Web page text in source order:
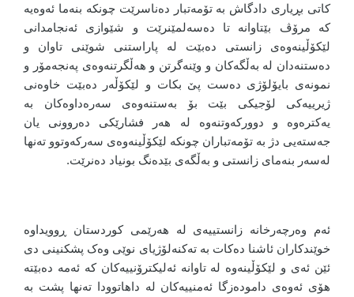
کاتی بڕیاری دادگاش بە تۆمەتبار دەناسرێت چونکە بنەما ئەوەیە
کە مرۆڤ بێتاوانە تا دەسەلمێنرێت و شێوازی ئەنجامدانی
لێکۆڵینەوەی زانستی دەبێت لە پاراستنی شوێنی تاوان و
دەستنەدان لە بەڵگەکان و وێنەگرتن و هەڵگرتنەوەی پەنجەمۆر و
نمونەی بایۆلۆژی دەست پێ بکات و لێکۆڵەر دەبێت خاوەنی
ژیرییەکی لۆجیکی بێت بۆ بەستنەوەی سەرەداوەکان بە
یەکترەوە و دوورکەوتنەوە لە هەر فشارێکی دەروونی یان
جەستەیی دژ بە تۆمەتباران چونکە لێکۆڵینەوەی سەرکەوتوو تەنها
لەسەر بنەمای زانستی و بەڵگەی بێدەنگ بونیاد دەنرێت.
ئەم وەرچەرخانە زانستییەی لە هەرێمی کوردستان ڕوویداوە
خوێندکاران ئاشنا دەکات بە تەکنەلۆژیای نوێی وەک پشکنینی دی
ئێن ئەی و لێکۆڵینەوە لە تاوانە ئەلیکترۆنییەکان کە ئەمە دەبێتە
هۆی ئەوەی دامودەزگا ئەمنییەکان لە داهاتوودا تەنها پشت بە